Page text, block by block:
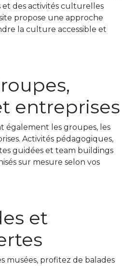
et des activités culturelles
propose une approche
la culture accessible et
entreprises
également les groupes, les
Activités pédagogiques,
guidées et team buildings
sur mesure selon vos
et
musées, profitez de balades